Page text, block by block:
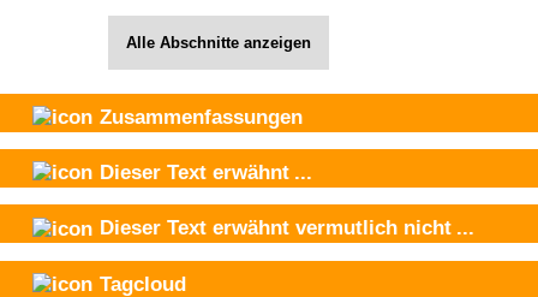
Alle Abschnitte anzeigen
Zusammenfassungen
Dieser Text erwähnt ...
Dieser Text erwähnt vermutlich nicht ...
Tagcloud